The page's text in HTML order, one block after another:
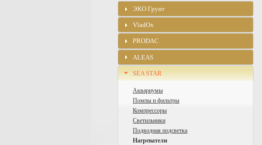
ЭKO Грунт
VladOx
PRODAC
ALEAS
SEA STAR
Аквариумы
Помпы и фильтры
Компрессоры
Светильники
Подводная подсветка
Нагреватели